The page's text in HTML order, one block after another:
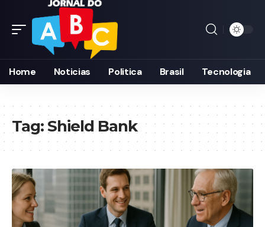
Home Noticias Politica Brasil Tecnologia
Tag:Shield Bank